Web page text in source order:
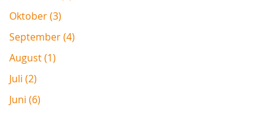
Oktober (3)
September (4)
August (1)
Juli (2)
Juni (6)